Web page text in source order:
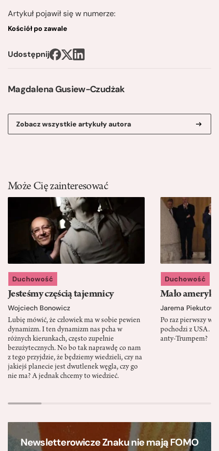
Magdalena Gusiew-Czudżak
Zobacz wszystkie artykuły autora
Artykuł pojawił się w numerze:
Kościół po zawale
Udostępnij
Może Cię zainteresować
Duchowość
Jesteśmy częścią tajemnicy
Wojciech Bonowicz
Lubię mówić, że człowiek ma w sobie pewien
dynamizm. I ten dynamizm nas pcha w
różnych kierunkach, często zupełnie
bezużytecznych. No bo tak naprawdę co nam
z tego przyjdzie, że będziemy wiedzieli, czy na
jakiejś planecie jest dwutlenek węgla, czy go
nie ma? A jednak chcemy to wiedzieć.
Duchowość
Mało
Jarema
Po raz pierwszy w
pochodzi z USA.
anty-Trumpem?
Newsletterowicze Znaku nie mają FOMO